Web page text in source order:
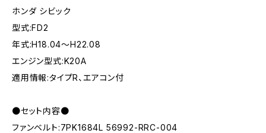
ホンダ シビック
型式:FD2
年式:H18.04～H22.08
エンジン型式:K20A
適用情報:タイプR、エアコン付
●セット内容●
ファンベルト:7PK1684L 56992-RRC-004